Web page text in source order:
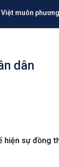
muôn phương
dân
sự đồng